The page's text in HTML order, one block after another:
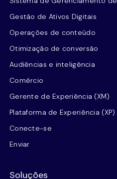
Gestão de Ativos Digitais
Operações de conteúdo
Otimização de conversão
Audiências e inteligência
Comércio
Gerente de Experiência (XM)
Plataforma de Experiência (XP)
Conecte-se
Enviar
Soluções